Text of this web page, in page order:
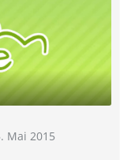
Mai 2015